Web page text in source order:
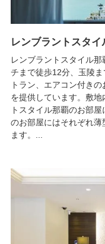
レンブラントスタイ
レンブラントスタイル
チまで徒歩12分、玉陵
トラン、エアコン付き
を提供しています。敷
トスタイル那覇のお部
のお部屋にはそれぞれ薄
ます。...